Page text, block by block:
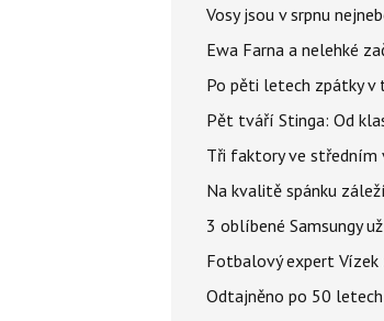
Vosy jsou v srpnu
Ewa Farna a nelehké
Po pěti letech zpátky v
Pět tváří Stinga: Od
Tři faktory ve středním
Na kvalitě spánku
3 oblíbené Samsungy
Fotbalový expert
Odtajněno po 50